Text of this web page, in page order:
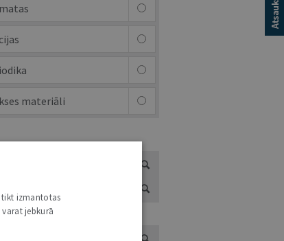
materiāli
tikt izmantotas
jebkurā